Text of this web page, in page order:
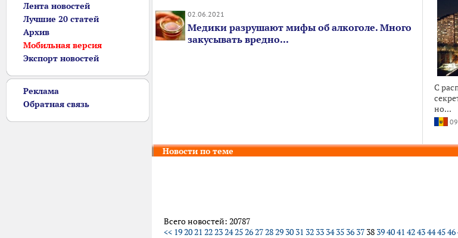
Лента новостей
Лучшие 20 статей
Архив
Мобильная версия
Экспорт новостей
Реклама
Обратная связь
02.06.2021
Медики разрушают мифы об алкоголе. Много
закусывать вредно...
С
но...
Новости по теме
Всего новостей: 20787
<< 192021 2223242526272829 30 31 32 33 34 35 36 37 38 394041 4243444546